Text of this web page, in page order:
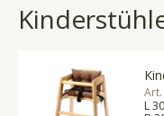
Art.
L